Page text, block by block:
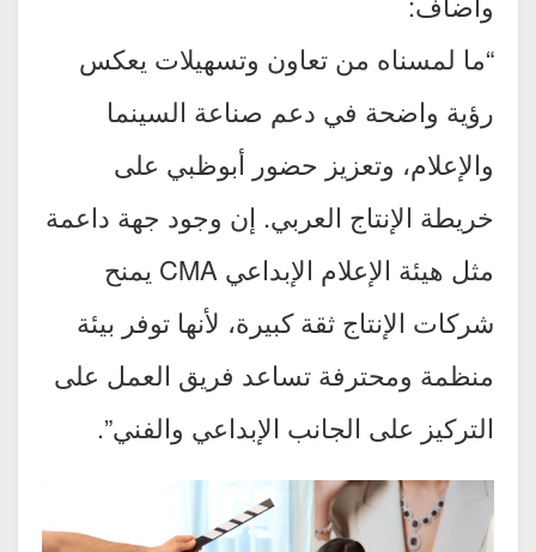
“ما لمسناه من تعاون وتسهيلات يعكس
رؤية واضحة في دعم صناعة السينما
والإعلام، وتعزيز حضور أبوظبي على
خريطة الإنتاج العربي. إن وجود جهة داعمة
مثل هيئة الإعلام الإبداعي CMA يمنح
شركات الإنتاج ثقة كبيرة، لأنها توفر بيئة
منظمة ومحترفة تساعد فريق العمل على
التركيز على الجانب الإبداعي والفني”.